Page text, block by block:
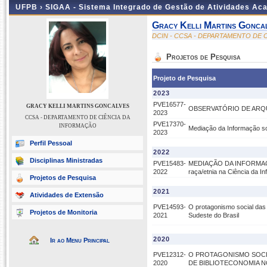
UFPB › SIGAA - Sistema Integrado de Gestão de Atividades
GRACY KELLI MARTINS GONCALVES
CCSA - DEPARTAMENTO DE CIÊNCIA DA
INFORMAÇÃO
Perfil Pessoal
Disciplinas Ministradas
Projetos de Pesquisa
Atividades de Extensão
Projetos de Monitoria
Ir ao Menu Principal
Gracy Kelli Martins
DCIN - CCSA - DEPARTAMENTO DE
Projetos de Pesquisa
Projeto de Pesquisa
2023
PVE16577-
2023
OBSERVATÓRIO DE
PVE17370-
2023
Mediação da Informação
2022
PVE15483-
2022
MEDIAÇÃO DA
raça/etnia na Ciência da
2021
PVE14593-
2021
O protagonismo social
Sudeste do Brasil
2020
PVE12312-
2020
O PROTAGONISMO
DE BIBLIOTECONOMIA